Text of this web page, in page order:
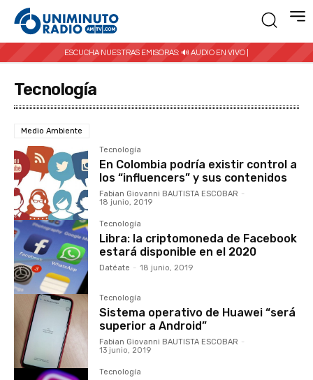
ESCUCHA NUESTRAS EMISORAS: 🔊 AUDIO EN VIVO |
Tecnología
Medio Ambiente
Tecnología
En Colombia podría existir control a
los “influencers” y sus contenidos
Fabian Giovanni BAUTISTA ESCOBAR -
18 junio, 2019
Tecnología
Libra: la criptomoneda de Facebook
estará disponible en el 2020
Datéate - 18 junio, 2019
Tecnología
Sistema operativo de Huawei “será
superior a Android”
Fabian Giovanni BAUTISTA ESCOBAR -
13 junio, 2019
Tecnología